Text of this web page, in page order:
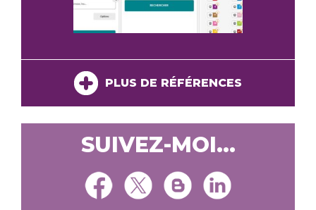
PLUS DE RÉFÉRENCES
SUIVEZ-MOI...